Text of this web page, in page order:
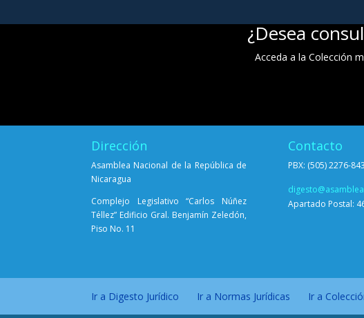
¿Desea
Acceda a la Colección
Dirección
Asamblea Nacional de la República de
Nicaragua
Complejo Legislativo “Carlos Núñez
Téllez” Edificio Gral. Benjamín Zeledón,
Piso No. 11
Contacto
PBX: (505) 2276-
Apartado Postal:
Ir a Digesto Jurídico Ir a Normas Jurídicas Ir a